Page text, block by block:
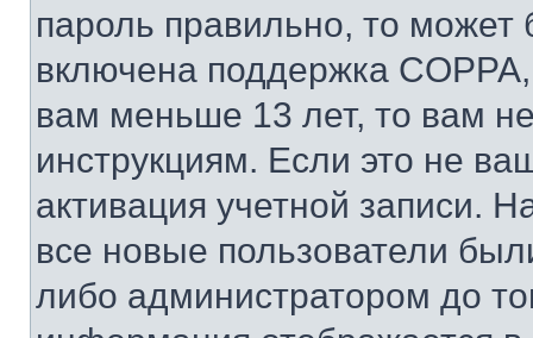
пароль правильно, то может
включена поддержка
вам меньше 13 лет, то вам
инструкциям. Если это не
активация учетной записи.
все новые пользователи
либо администратором до